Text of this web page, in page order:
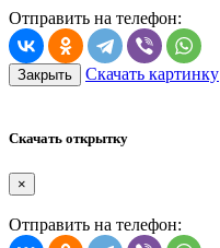
Отправить на телефон:
Закрыть Скачать картинку
Скачать открытку
×
Отправить на телефон: